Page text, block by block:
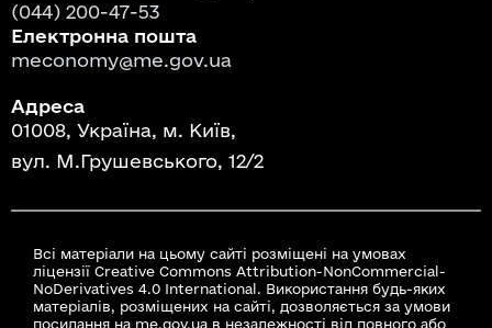
(044) 200-47-53
Електронна пошта
meconomy@me.gov.ua
Адреса
01008, Україна, м. Київ,
вул. М.Грушевського, 12/2
Всі матеріали на цьому сайті розміщені на умовах
ліцензії Creative Commons Attribution-NonCommercial-
NoDerivatives 4.0 International. Використання будь-яких
матеріалів, розміщених на сайті, дозволяється за умови
посилання на me.gov.ua в незалежності від повного або